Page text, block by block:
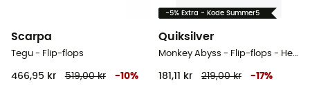
Scarpa
Tegu - Flip-flops
466,95 kr 519,00 kr -10%
-5% Extra - Kode Summer5
Quiksilver
Monkey Abyss - Flip-flops - Herrer
181,11 kr 219,00 kr -17%